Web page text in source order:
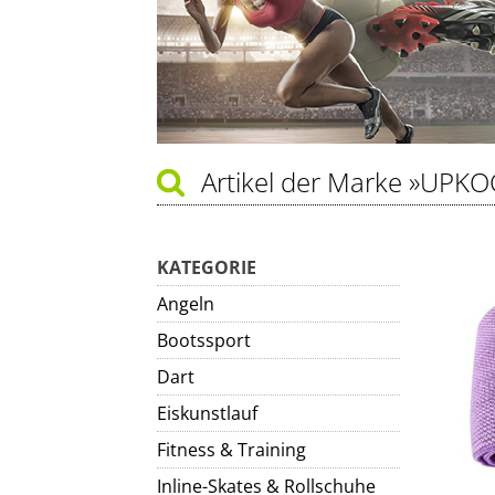
Artikel der Marke
KATEGORIE
Angeln
Bootssport
Dart
Eiskunstlauf
Fitness & Training
Inline-Skates & Rollschuhe